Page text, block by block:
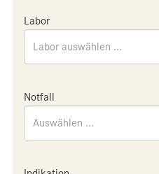
Labor
Labor auswählen ...
Notfall
Auswählen ...